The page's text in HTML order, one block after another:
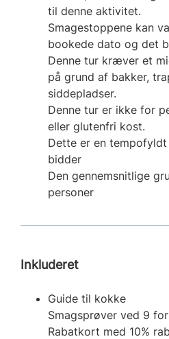
til denne aktivitet.
Smagestoppene kan
bookede dato og det
Denne tur kræver et
på grund af bakker,
siddepladser.
Denne tur er ikke for
eller glutenfri kost.
Dette er en
bidder
Den gennemsnitlige
personer
Inkluderet
Guide til kokke
Smagsprøver ved 9
Rabatkort med 10%